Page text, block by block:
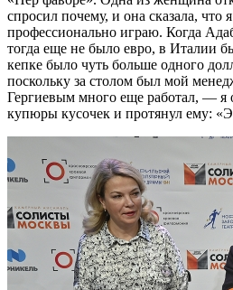
спросил почему, и она сказала, что
профессионально играю. Когда
тогда еще не было евро, в Италии
кепке было чуть больше одного
поскольку за столом был мой
Гергиевым много еще работал, — я
купюры кусочек и протянул ему: